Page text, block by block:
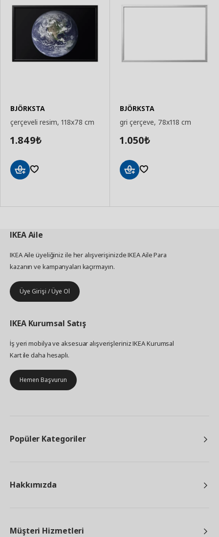
BJÖRKSTA
çerçeveli resim, 118x78 cm
1.849₺
BJÖRKSTA
gri çerçeve, 78x118 cm
1.050₺
IKEAAile
IKEA Aile üyeliğiniz ile her alışverişinizde IKEA Aile Para
kazanın ve kampanyaları kaçırmayın.
Üye Girişi / Üye Ol
IKEA Kurumsal Satış
İş yeri mobilya ve aksesuar alışverişleriniz IKEA Kurumsal
Kart ile daha hesaplı.
Hemen Başvurun
Popüler Kategoriler
Hakkımızda
Müşteri Hizmetleri